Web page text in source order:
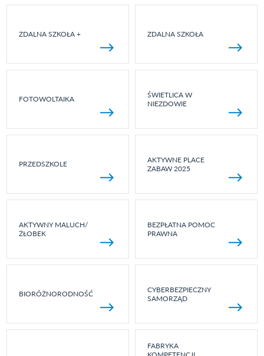
ZDALNA SZKOŁA + ZDALNA SZKOŁA
FOTOWOLTAIKA
ŚWIETLICA W
NIEZDOWIE
PRZEDSZKOLE
AKTYWNE PLACE
ZABAW 2025
AKTYWNY MALUCH/
ŻŁOBEK
BEZPŁATNA POMOC
PRAWNA
BIORÓŻNORODNOŚĆ
CYBERBEZPIECZNY
SAMORZĄD
FABRYKA